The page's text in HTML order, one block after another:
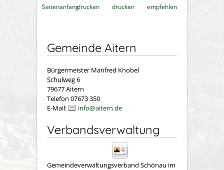
Seitenanfangdrucken
drucken
empfehlen
Gemeinde Aitern
Bürgermeister Manfred Knobel
Schulweg 6
79677 Aitern
Telefon 07673 350
E-Mail:
info@aitern.de
Verbandsverwaltung
Gemeindeverwaltungsverband Schönau im